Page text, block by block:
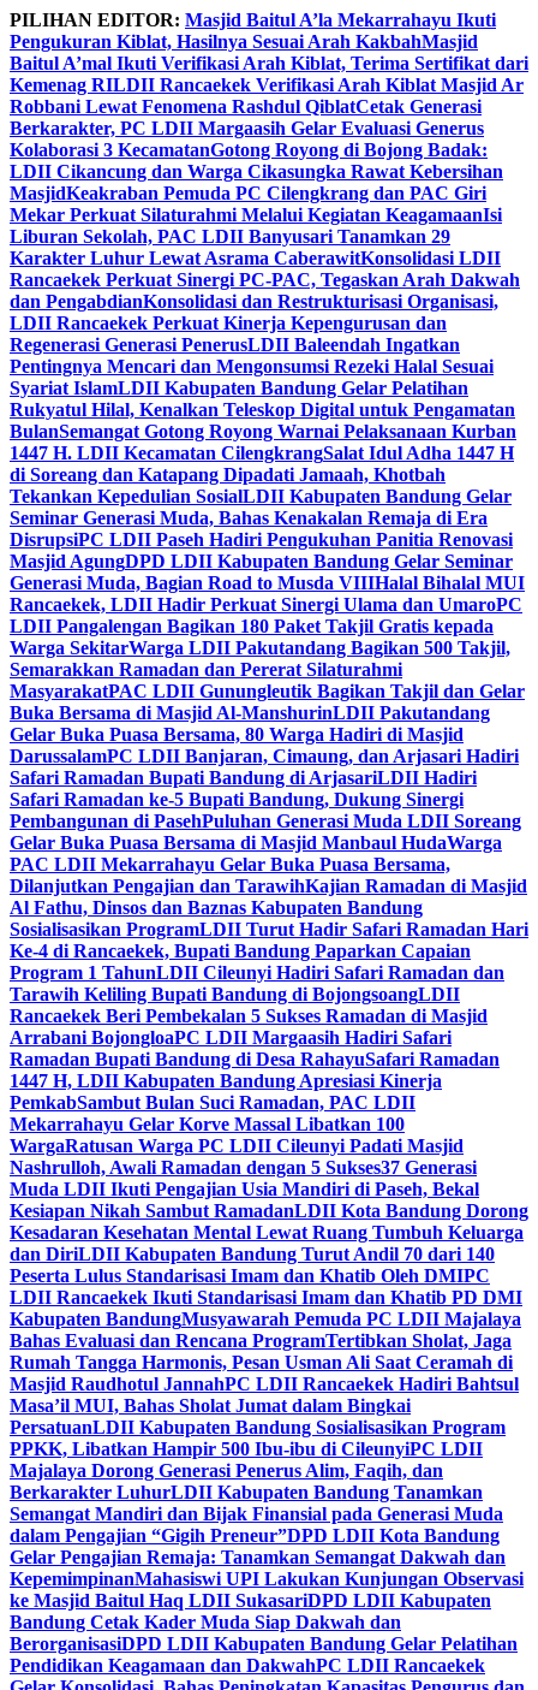
Skip
to
content
PILIHAN EDITOR: Masjid Baitul A’la Mekarrahayu Ikuti
Pengukuran Kiblat, Hasilnya Sesuai Arah KakbahMasjid
Baitul A’mal Ikuti Verifikasi Arah Kiblat, Terima Sertifikat dari
Kemenag RILDII Rancaekek Verifikasi Arah Kiblat Masjid Ar
Robbani Lewat Fenomena Rashdul QiblatCetak Generasi
Berkarakter, PC LDII Margaasih Gelar Evaluasi Generus
Kolaborasi 3 KecamatanGotong Royong di Bojong Badak:
LDII Cikancung dan Warga Cikasungka Rawat Kebersihan
MasjidKeakraban Pemuda PC Cilengkrang dan PAC Giri
Mekar Perkuat Silaturahmi Melalui Kegiatan KeagamaanIsi
Liburan Sekolah, PAC LDII Banyusari Tanamkan 29
Karakter Luhur Lewat Asrama CaberawitKonsolidasi LDII
Rancaekek Perkuat Sinergi PC-PAC, Tegaskan Arah Dakwah
dan PengabdianKonsolidasi dan Restrukturisasi Organisasi,
LDII Rancaekek Perkuat Kinerja Kepengurusan dan
Regenerasi Generasi PenerusLDII Baleendah Ingatkan
Pentingnya Mencari dan Mengonsumsi Rezeki Halal Sesuai
Syariat IslamLDII Kabupaten Bandung Gelar Pelatihan
Rukyatul Hilal, Kenalkan Teleskop Digital untuk Pengamatan
BulanSemangat Gotong Royong Warnai Pelaksanaan Kurban
1447 H. LDII Kecamatan CilengkrangSalat Idul Adha 1447 H
di Soreang dan Katapang Dipadati Jamaah, Khotbah
Tekankan Kepedulian SosialLDII Kabupaten Bandung Gelar
Seminar Generasi Muda, Bahas Kenakalan Remaja di Era
DisrupsiPC LDII Paseh Hadiri Pengukuhan Panitia Renovasi
Masjid AgungDPD LDII Kabupaten Bandung Gelar Seminar
Generasi Muda, Bagian Road to Musda VIIIHalal Bihalal MUI
Rancaekek, LDII Hadir Perkuat Sinergi Ulama dan UmaroPC
LDII Pangalengan Bagikan 180 Paket Takjil Gratis kepada
Warga SekitarWarga LDII Pakutandang Bagikan 500 Takjil,
Semarakkan Ramadan dan Pererat Silaturahmi
MasyarakatPAC LDII Gunungleutik Bagikan Takjil dan Gelar
Buka Bersama di Masjid Al-ManshurinLDII Pakutandang
Gelar Buka Puasa Bersama, 80 Warga Hadiri di Masjid
DarussalamPC LDII Banjaran, Cimaung, dan Arjasari Hadiri
Safari Ramadan Bupati Bandung di ArjasariLDII Hadiri
Safari Ramadan ke-5 Bupati Bandung, Dukung Sinergi
Pembangunan di PasehPuluhan Generasi Muda LDII Soreang
Gelar Buka Puasa Bersama di Masjid Manbaul HudaWarga
PAC LDII Mekarrahayu Gelar Buka Puasa Bersama,
Dilanjutkan Pengajian dan TarawihKajian Ramadan di Masjid
Al Fathu, Dinsos dan Baznas Kabupaten Bandung
Sosialisasikan ProgramLDII Turut Hadir Safari Ramadan Hari
Ke-4 di Rancaekek, Bupati Bandung Paparkan Capaian
Program 1 TahunLDII Cileunyi Hadiri Safari Ramadan dan
Tarawih Keliling Bupati Bandung di BojongsoangLDII
Rancaekek Beri Pembekalan 5 Sukses Ramadan di Masjid
Arrabani BojongloaPC LDII Margaasih Hadiri Safari
Ramadan Bupati Bandung di Desa RahayuSafari Ramadan
1447 H, LDII Kabupaten Bandung Apresiasi Kinerja
PemkabSambut Bulan Suci Ramadan, PAC LDII
Mekarrahayu Gelar Korve Massal Libatkan 100
WargaRatusan Warga PC LDII Cileunyi Padati Masjid
Nashrulloh, Awali Ramadan dengan 5 Sukses37 Generasi
Muda LDII Ikuti Pengajian Usia Mandiri di Paseh, Bekal
Kesiapan Nikah Sambut RamadanLDII Kota Bandung Dorong
Kesadaran Kesehatan Mental Lewat Ruang Tumbuh Keluarga
dan DiriLDII Kabupaten Bandung Turut Andil 70 dari 140
Peserta Lulus Standarisasi Imam dan Khatib Oleh DMIPC
LDII Rancaekek Ikuti Standarisasi Imam dan Khatib PD DMI
Kabupaten BandungMusyawarah Pemuda PC LDII Majalaya
Bahas Evaluasi dan Rencana ProgramTertibkan Sholat, Jaga
Rumah Tangga Harmonis, Pesan Usman Ali Saat Ceramah di
Masjid Raudhotul JannahPC LDII Rancaekek Hadiri Bahtsul
Masa’il MUI, Bahas Sholat Jumat dalam Bingkai
PersatuanLDII Kabupaten Bandung Sosialisasikan Program
PPKK, Libatkan Hampir 500 Ibu-ibu di CileunyiPC LDII
Majalaya Dorong Generasi Penerus Alim, Faqih, dan
Berkarakter LuhurLDII Kabupaten Bandung Tanamkan
Semangat Mandiri dan Bijak Finansial pada Generasi Muda
dalam Pengajian “Gigih Preneur”DPD LDII Kota Bandung
Gelar Pengajian Remaja: Tanamkan Semangat Dakwah dan
KepemimpinanMahasiswi UPI Lakukan Kunjungan Observasi
ke Masjid Baitul Haq LDII SukasariDPD LDII Kabupaten
Bandung Cetak Kader Muda Siap Dakwah dan
BerorganisasiDPD LDII Kabupaten Bandung Gelar Pelatihan
Pendidikan Keagamaan dan DakwahPC LDII Rancaekek